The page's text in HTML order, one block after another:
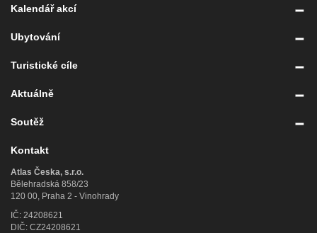
Kalendář akcí
Ubytování
Turistické cíle
Aktuálně
Soutěž
Kontakt
Atlas Česka, s.r.o.
Bělehradská 858/23
120 00, Praha 2 - Vinohrady
IČ: 24208621
DIČ: CZ24208621